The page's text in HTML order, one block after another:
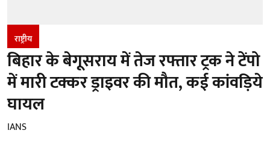
राष्ट्रीय
बिहार के बेगूसराय में तेज रफ्तार ट्रक ने टेंपो
में मारी टक्कर ड्राइवर की मौत, कई कांवड़िये
घायल
IANS